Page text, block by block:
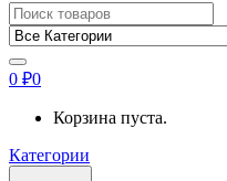
Найти:
0 ₽0
Корзина пуста.
Категории